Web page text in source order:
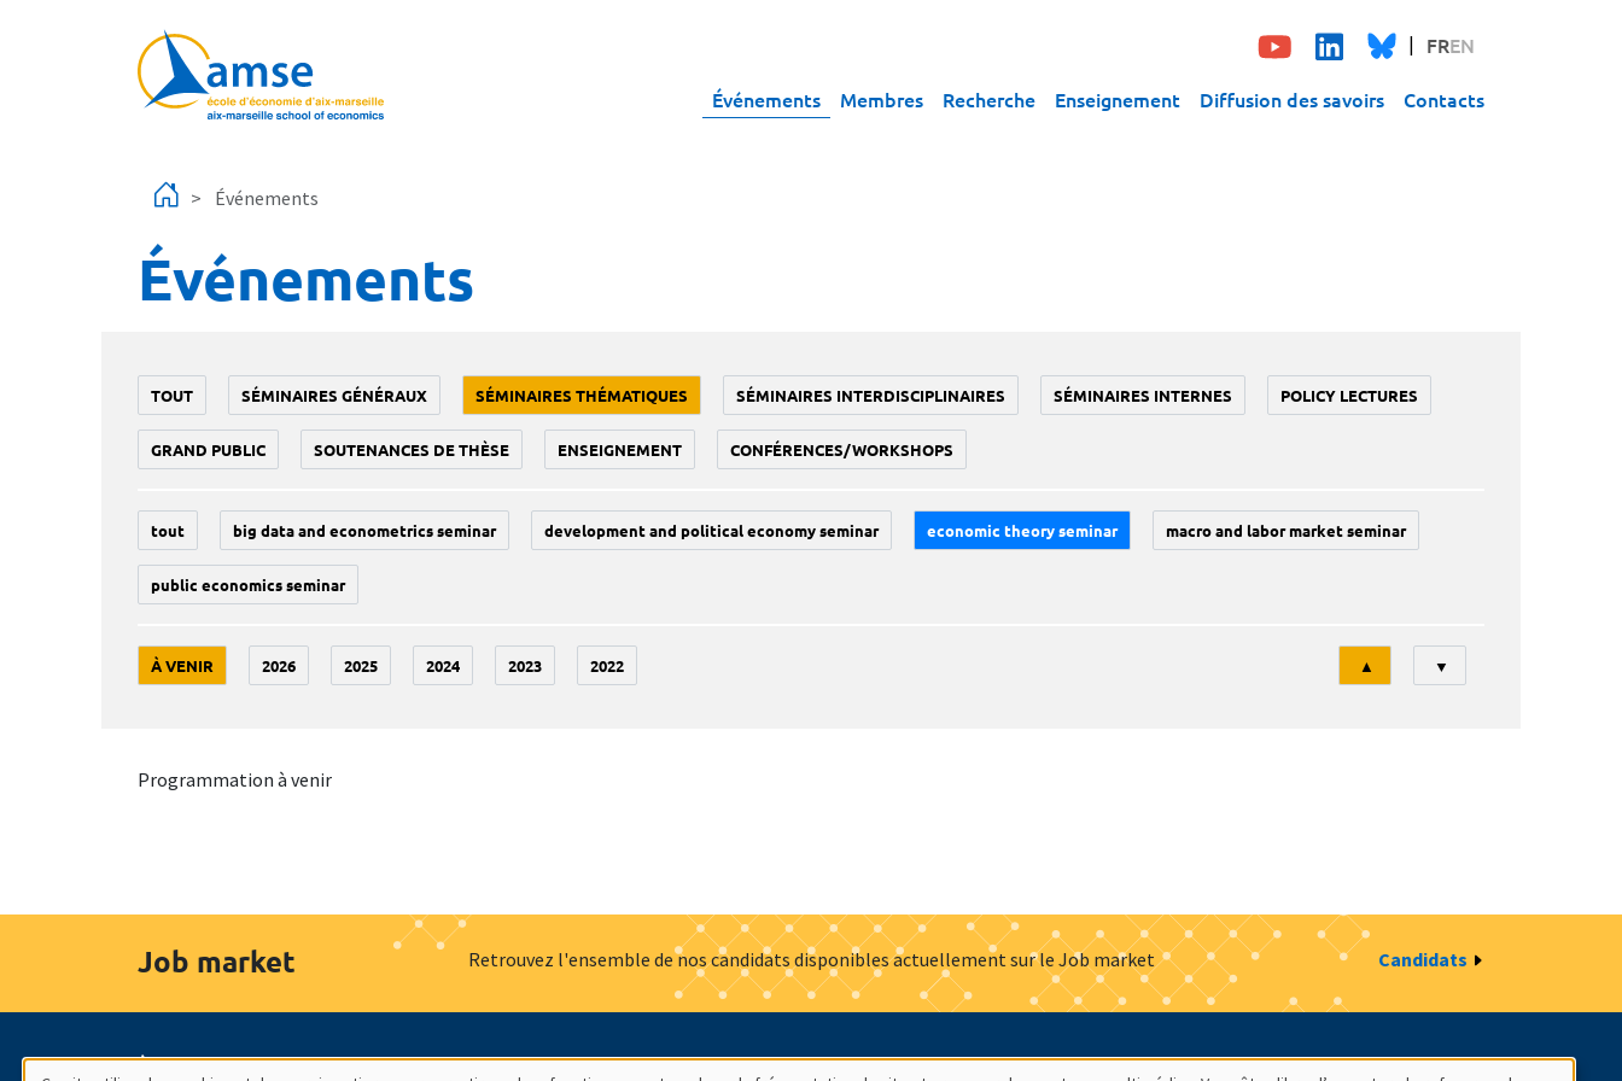
FREN
Événements Membres Recherche Enseignement Diffusion des savoirs Contacts
Événements
Événements
TOUT SÉMINAIRES GÉNÉRAUX SÉMINAIRES THÉMATIQUES SÉMINAIRES INTERDISCIPLINAIRES SÉMINAIRES INTERNES POLICY LECTURES
GRAND PUBLIC SOUTENANCES DE THÈSE ENSEIGNEMENT CONFÉRENCES/WORKSHOPS
tout big data and econometrics seminar development and political economy seminar economic theory seminar macro and labor market seminar
public economics seminar
À VENIR 2026 2025 2024 2023 2022
Tri
▲ ▼
Programmation à venir
Job market Retrouvez l'ensemble de nos candidats disponibles actuellement sur le Job market Candidats
À propos Nos engagements Hommage à Actualités Offres d'emploi Presse Mentions légales Gestion des cookies Intranet